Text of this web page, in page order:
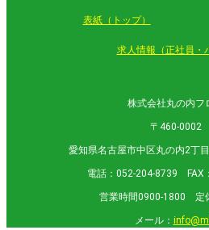
表紙（トップ）
求人情報（正社員・
株式会社丸の内フ
〒460-0002
愛知県名古屋市中区丸の内2丁
電話：052-204-8739 FAX
営業時間0900-1800 定
メール：